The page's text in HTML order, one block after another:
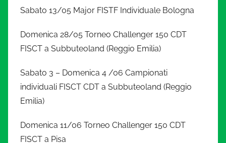
Sabato 13/05 Major FISTF Individuale Bologna
Domenica 28/05 Torneo Challenger 150 CDT
FISCT a Subbuteoland (Reggio Emilia)
Sabato 3 – Domenica 4 /06 Campionati
individuali FISCT CDT a Subbuteoland (Reggio
Emilia)
Domenica 11/06 Torneo Challenger 150 CDT
FISCT a Pisa